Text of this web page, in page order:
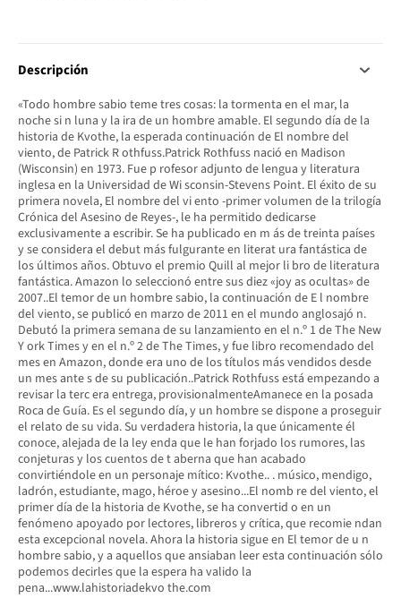
Descripción
«Todo hombre sabio teme tres cosas: la tormenta en el mar, la
noche si n luna y la ira de un hombre amable. El segundo día de la
historia de Kvothe, la esperada continuación de El nombre del
viento, de Patrick R othfuss.Patrick Rothfuss nació en Madison
(Wisconsin) en 1973. Fue p rofesor adjunto de lengua y literatura
inglesa en la Universidad de Wi sconsin-Stevens Point. El éxito de su
primera novela, El nombre del vi ento -primer volumen de la trilogía
Crónica del Asesino de Reyes-, le ha permitido dedicarse
exclusivamente a escribir. Se ha publicado en m ás de treinta países
y se considera el debut más fulgurante en literat ura fantástica de
los últimos años. Obtuvo el premio Quill al mejor li bro de literatura
fantástica. Amazon lo seleccionó entre sus diez «joy as ocultas» de
2007..El temor de un hombre sabio, la continuación de E l nombre
del viento, se publicó en marzo de 2011 en el mundo anglosajó n.
Debutó la primera semana de su lanzamiento en el n.º 1 de The New
Y ork Times y en el n.º 2 de The Times, y fue libro recomendado del
mes en Amazon, donde era uno de los títulos más vendidos desde
un mes ante s de su publicación..Patrick Rothfuss está empezando a
revisar la terc era entrega, provisionalmenteAmanece en la posada
Roca de Guía. Es el segundo día, y un hombre se dispone a proseguir
el relato de su vida. Su verdadera historia, la que únicamente él
conoce, alejada de la ley enda que le han forjado los rumores, las
conjeturas y los cuentos de t aberna que han acabado
convirtiéndole en un personaje mítico: Kvothe.. . músico, mendigo,
ladrón, estudiante, mago, héroe y asesino...El nomb re del viento, el
primer día de la historia de Kvothe, se ha convertid o en un
fenómeno apoyado por lectores, libreros y crítica, que recomie ndan
esta excepcional novela. Ahora la historia sigue en El temor de u n
hombre sabio, y a aquellos que ansiaban leer esta continuación sólo
podemos decirles que la espera ha valido la
pena...www.lahistoriadekvo the.com